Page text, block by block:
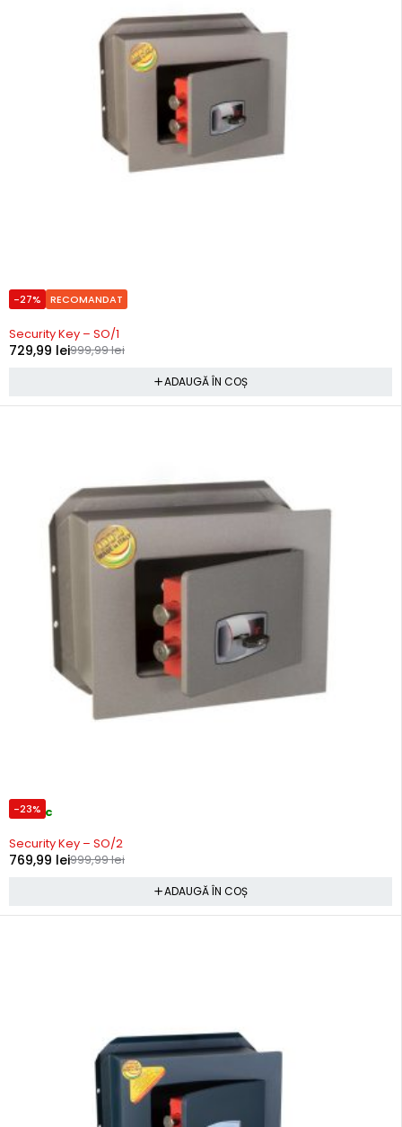
-27% RECOMANDAT
In stoc
Security Key – SO/1
999,99lei
729,99 lei
ADAUGĂ ÎN COȘ
-23%
In stoc
Security Key – SO/2
999,99lei
769,99 lei
ADAUGĂ ÎN COȘ